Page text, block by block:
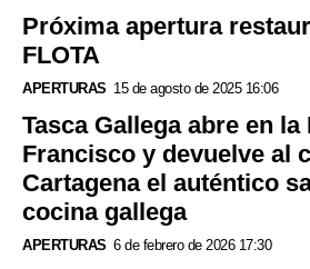
Próxima apertura
FLOTA
APERTURAS 15 de agosto de 2025 16:06
Tasca Gallega abre en la
Francisco y devuelve al
Cartagena el auténtico
cocina gallega
APERTURAS 6 de febrero de 2026 17:30